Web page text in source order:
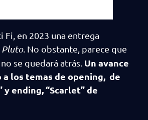
Fi, en 2023 una entrega
Pluto. No obstante, parece que
se quedará atrás. Un avance
los temas de opening, de
y ending, “Scarlet” de